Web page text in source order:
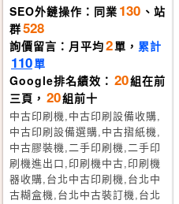
SEO外鏈操作：同業 130 、站
群528
詢價留言：月平均2單， 累計
110單
Google排名績效： 20組在前
三頁， 20組前十
中古印刷機,中古印刷設備收購,
中古印刷設備選購,中古摺紙機,
中古膠裝機,二手印刷機,二手印
刷機進出口,印刷機中古,印刷機
器收購,台北中古印刷機,台北中
古糊盒機,台北中古裝訂機,台北